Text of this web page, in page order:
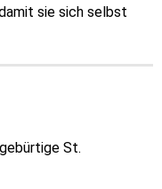
sie sich selbst
St.